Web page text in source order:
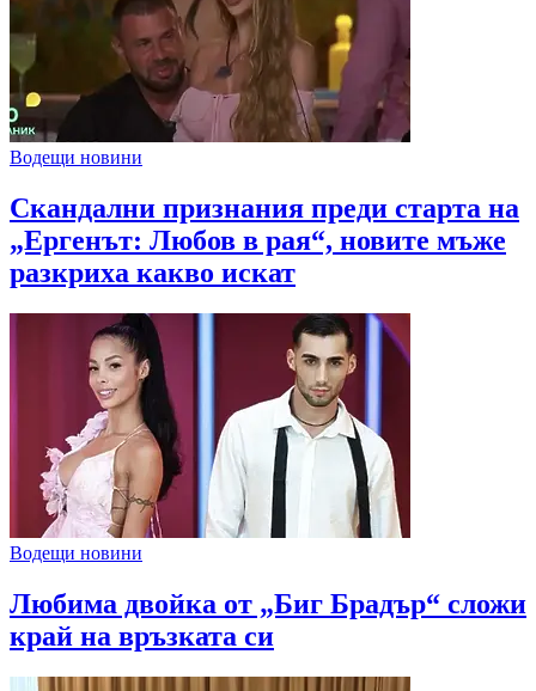
Водещи новини
Скандални признания преди старта на
„Ергенът: Любов в рая“, новите мъже
разкриха какво искат
Водещи новини
Любима двойка от „Биг Брадър“ сложи
край на връзката си